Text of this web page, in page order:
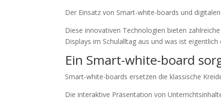
Der Einsatz von Smart-white-boards und
Diese innovativen Technologien bieten
Displays im Schulalltag aus und was ist
Ein Smart-white-board
Smart-white-boards ersetzen die klassische
Die interaktive Präsentation von